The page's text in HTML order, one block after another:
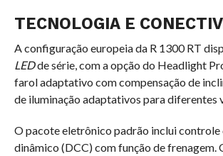
TECNOLOGIA E
A configuração europeia da R 1300 RT
LEDde série, com a opção do Headlight
farol adaptativo com compensação de
de iluminação adaptativos para diferentes
O pacote eletrônico padrão inclui controle
dinâmico (DCC) com função de frenagem.